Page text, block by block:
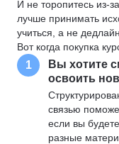
И не торопитесь из-
лучше принимать
учиться, а не
Вот когда покупка
1
Вы хотите
освоить
связью
если вы
разные